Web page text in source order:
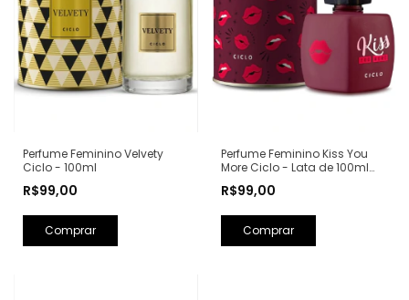
Perfume Feminino Velvety
Ciclo - 100ml
R$99,00
Perfume Feminino Kiss You
More Ciclo - Lata de 100ml
Laurent)
R$99,00